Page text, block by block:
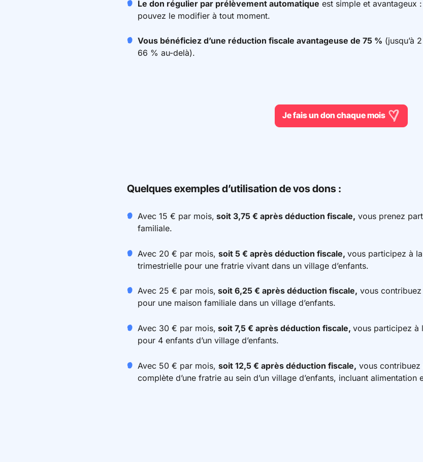
Le don régulier par prélèvement automatique est simple et avantageux
pouvez le modifier à tout moment.
Vous bénéficiez d’une réduction fiscale avantageuse de 75 % (jusqu’à
66 % au-delà).
Je fais un don chaque mois
Quelques exemples d’utilisation de vos dons :
Avec 15 € par mois, soit 3,75 € après déduction fiscale, vous prenez
familiale.
Avec 20 € par mois, soit 5 € après déduction fiscale, vous participez à
trimestrielle pour une fratrie vivant dans un village d’enfants.
Avec 25 € par mois, soit 6,25 € après déduction fiscale, vous contribuez
pour une maison familiale dans un village d’enfants.
Avec 30 € par mois, soit 7,5 € après déduction fiscale, vous participez à
pour 4 enfants d’un village d’enfants.
Avec 50 € par mois, soit 12,5 € après déduction fiscale, vous contribuez
complète d’une fratrie au sein d’un village d’enfants, incluant alimentation